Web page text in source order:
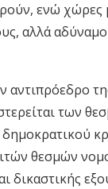
ενώ χώρες
αλλά
αντιπρόεδρο
των
θεσμών
δικαστικής